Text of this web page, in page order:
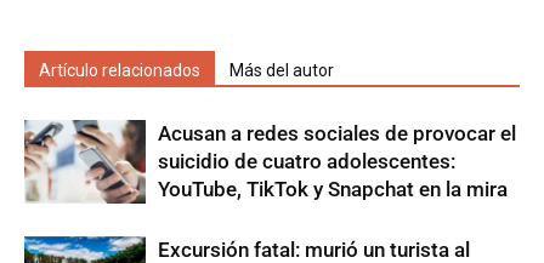
Artículo relacionados Más del autor
Acusan a redes sociales de provocar el
suicidio de cuatro adolescentes:
YouTube, TikTok y Snapchat en la mira
Excursión fatal: murió un turista al